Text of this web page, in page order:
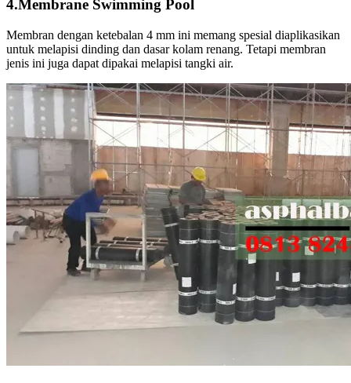
4.Membrane Swimming Pool
Membran dengan ketebalan 4 mm ini memang spesial diaplikasikan
untuk melapisi dinding dan dasar kolam renang. Tetapi membran
jenis ini juga dapat dipakai melapisi tangki air.